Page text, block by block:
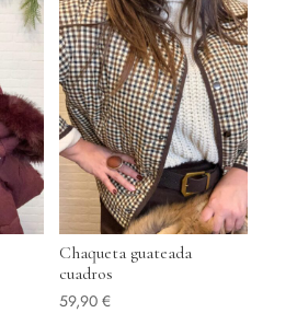
Chaqueta guateada
cuadros
59,90€